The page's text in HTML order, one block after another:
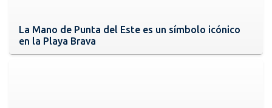
La Mano de Punta del Este es un símbolo icónico
en la Playa Brava